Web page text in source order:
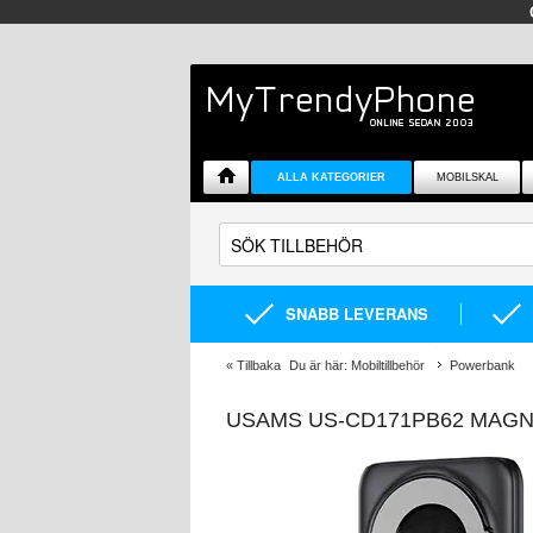
ALLA KATEGORIER MOBILSKAL
SNABB LEVERANS
« Tillbaka Du är här: Mobiltillbehör Powerbank
USAMS US-CD171PB62